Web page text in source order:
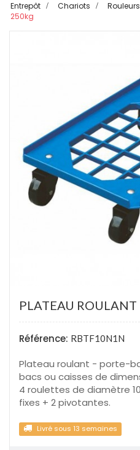
Entrepôt
Chariots Rouleurs
250kg
PLATEAU
Référence: RBTF10N1N
Plateau roulant - porte-
bacs ou caisses de
4 roulettes de diamètre
fixes + 2 pivotantes.
Livré sous 13 semaines